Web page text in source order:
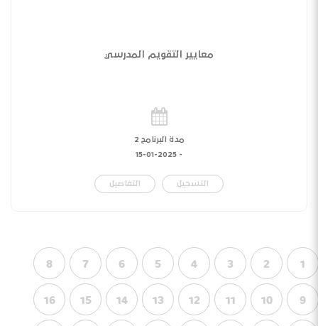
معايير التقويم المدرسي
مدة البرنامج 2
-
15-01-2025
التسجيل التفاصيل
1
2
3
4
5
6
7
8
9
10
11
12
13
14
15
16